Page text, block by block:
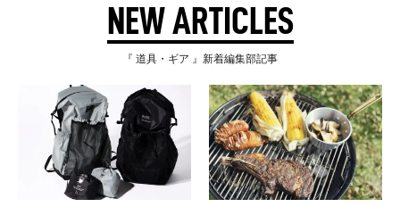
NEW ARTICLES
『 道具・ギア 』新着編集部記事